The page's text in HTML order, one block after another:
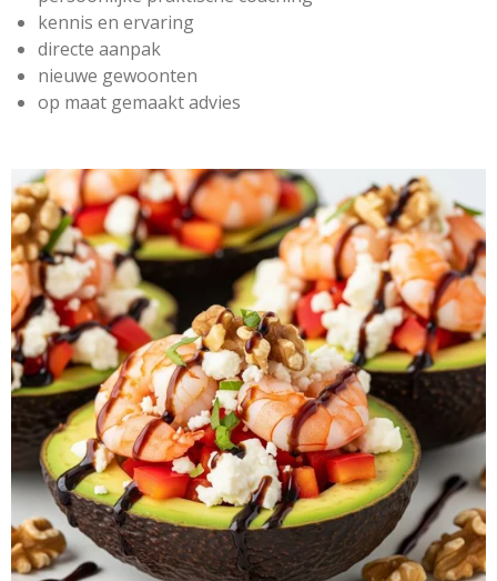
kennis en ervaring
directe aanpak
nieuwe gewoonten
op maat gemaakt advies